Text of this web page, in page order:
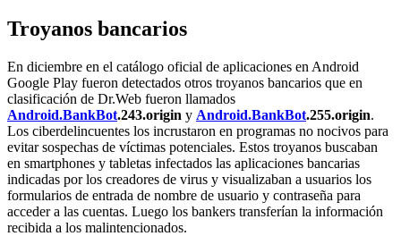
Troyanos bancarios
En diciembre en el catálogo oficial de aplicaciones en Android
Google Play fueron detectados otros troyanos bancarios que en
clasificación de Dr.Web fueron llamados
Android.BankBot.243.origin y Android.BankBot.255.origin.
Los ciberdelincuentes los incrustaron en programas no nocivos para
evitar sospechas de víctimas potenciales. Estos troyanos buscaban
en smartphones y tabletas infectados las aplicaciones bancarias
indicadas por los creadores de virus y visualizaban a usuarios los
formularios de entrada de nombre de usuario y contraseña para
acceder a las cuentas. Luego los bankers transferían la información
recibida a los malintencionados.